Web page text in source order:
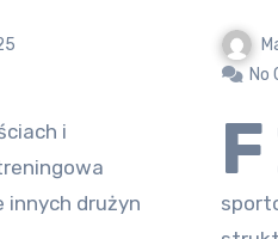
i
innych drużyn
No
F